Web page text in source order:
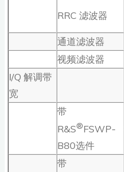
RRC 滤波器
通道滤波器
视频滤波器
I/Q 解调带
宽
带
R&S®FSWP-
B80选件
带